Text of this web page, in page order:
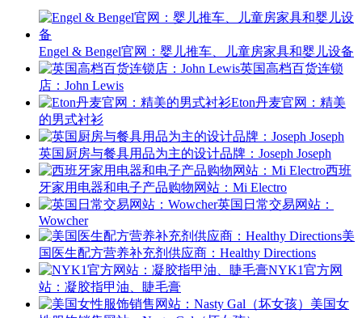
Engel & Bengel官网：婴儿推车、儿童房家具和婴儿设备
英国高档百货连锁
店：John Lewis
Eton丹麦官网：精美
的男式衬衫
英国厨房与餐具用品为主的设计品牌：Joseph Joseph
西班
牙家用电器和电子产品购物网站：Mi Electro
英国日常交易网站：
Wowcher
美
国医生配方营养补充剂供应商：Healthy Directions
NYK1官方网
站：凝胶指甲油、睫毛膏
美国女